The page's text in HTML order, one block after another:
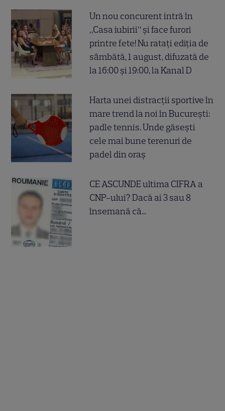
Un nou concurent intră în
„Casa iubirii” și face furori
printre fete! Nu ratați ediția de
sâmbătă, 1 august, difuzată de
la 16:00 și 19:00, la Kanal D
Harta unei distracții sportive în
mare trend la noi în București:
padle tennis. Unde găsești
cele mai bune terenuri de
padel din oraș
CE ASCUNDE ultima CIFRA a
CNP-ului? Dacă ai 3 sau 8
însemană că...